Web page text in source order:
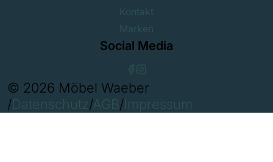
Kontakt
Marken
Social Media
© 2026 Möbel Waeber
/Datenschutz/AGB/Impressum